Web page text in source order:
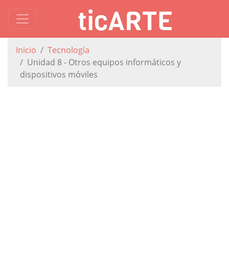
Inicio
Tecnología
Unidad 8 - Otros equipos informáticos y
dispositivos móviles